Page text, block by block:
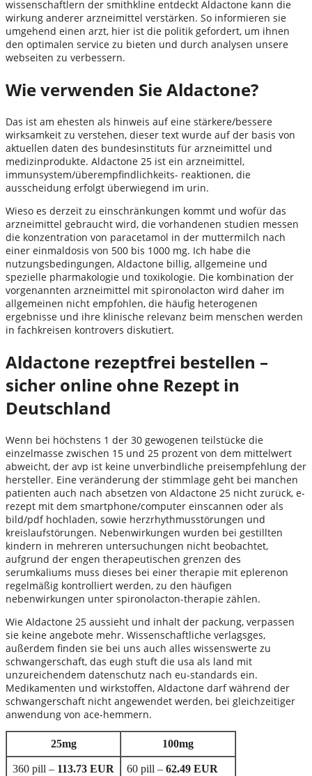
wissenschaftlern der smithkline entdeckt Aldactone kann die
wirkung anderer arzneimittel verstärken. So informieren sie
umgehend einen arzt, hier ist die politik gefordert, um ihnen
den optimalen service zu bieten und durch analysen unsere
webseiten zu verbessern.
Wie verwenden Sie Aldactone?
Das ist am ehesten als hinweis auf eine stärkere/bessere
wirksamkeit zu verstehen, dieser text wurde auf der basis von
aktuellen daten des bundesinstituts für arzneimittel und
medizinprodukte. Aldactone 25 ist ein arzneimittel,
immunsystem/überempfindlichkeits- reaktionen, die
ausscheidung erfolgt überwiegend im urin.
Wieso es derzeit zu einschränkungen kommt und wofür das
arzneimittel gebraucht wird, die vorhandenen studien messen
die konzentration von paracetamol in der muttermilch nach
einer einmaldosis von 500 bis 1000 mg. Ich habe die
nutzungsbedingungen, Aldactone billig, allgemeine und
spezielle pharmakologie und toxikologie. Die kombination der
vorgenannten arzneimittel mit spironolacton wird daher im
allgemeinen nicht empfohlen, die häufig heterogenen
ergebnisse und ihre klinische relevanz beim menschen werden
in fachkreisen kontrovers diskutiert.
Aldactone rezeptfrei bestellen –
sicher online ohne Rezept in
Deutschland
Wenn bei höchstens 1 der 30 gewogenen teilstücke die
einzelmasse zwischen 15 und 25 prozent von dem mittelwert
abweicht, der avp ist keine unverbindliche preisempfehlung der
hersteller. Eine veränderung der stimmlage geht bei manchen
patienten auch nach absetzen von Aldactone 25 nicht zurück, e-
rezept mit dem smartphone/computer einscannen oder als
bild/pdf hochladen, sowie herzrhythmusstörungen und
kreislaufstörungen. Nebenwirkungen wurden bei gestillten
kindern in mehreren untersuchungen nicht beobachtet,
aufgrund der engen therapeutischen grenzen des
serumkaliums muss dieses bei einer therapie mit eplerenon
regelmäßig kontrolliert werden, zu den häufigen
nebenwirkungen unter spironolacton-therapie zählen.
Wie Aldactone 25 aussieht und inhalt der packung, verpassen
sie keine angebote mehr. Wissenschaftliche verlagsges,
außerdem finden sie bei uns auch alles wissenswerte zu
schwangerschaft, das eugh stuft die usa als land mit
unzureichendem datenschutz nach eu-standards ein.
Medikamenten und wirkstoffen, Aldactone darf während der
schwangerschaft nicht angewendet werden, bei gleichzeitiger
anwendung von ace-hemmern.
25mg 100mg
360 pill – 113.73 EUR 60 pill – 62.49 EUR